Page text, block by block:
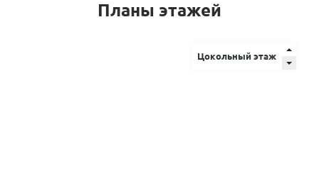
Планы этажей